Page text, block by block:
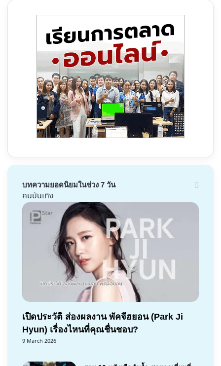
บทความยอดนิยมในช่วง 7 วัน
คนบันเทิง
เปิดประวัติ ส่องผลงาน พัคจีฮยอน (Park Ji
Hyun) เรื่องไหนที่คุณชื่นชอบ?
9 March 2026